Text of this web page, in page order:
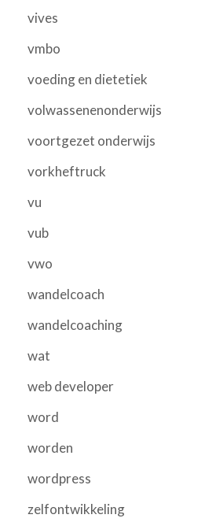
vives
vmbo
voeding en dietetiek
volwassenenonderwijs
voortgezet onderwijs
vorkheftruck
vu
vub
vwo
wandelcoach
wandelcoaching
wat
web developer
word
worden
wordpress
zelfontwikkeling